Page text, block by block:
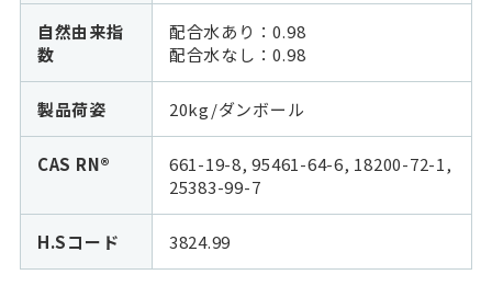
自然由来指
数
配合水あり：0.98
配合水なし：0.98
製品荷姿 20kg/ダンボール
CAS RN®
661-19-8, 95461-64-6, 18200-72-1,
25383-99-7
H.Sコード 3824.99